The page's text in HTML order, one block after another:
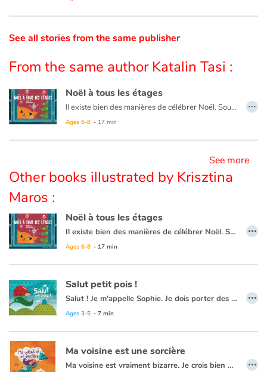
Contraste +
Help
Home
Schools
Libraries
Blog
Learn french with Storyplay'r
French book lists for children
See all stories from the same publisher
From the same author Katalin Tasi :
Noël à tous les étages
Il existe bien des manières de célébrer Noël. Sous la conduite de Minou, qui connaît enfin son véritable nom, et aux côtés de Goutte d’eau*, qui s’est introduite dans le décor de Nom d’un chat*, nous visitons les différentes familles de l’immeuble et assistons aux préparatifs de Noël de chacune d’elles.
Ages 6-8 - 17 min
…
See more
Other books illustrated by Krisztina
Maros :
Noël à tous les étages
Il existe bien des manières de célébrer Noël. Sous la conduite de Minou, qui connaît enfin son véritable nom, et aux côtés de Goutte d’eau*, qui s’est introduite dans le décor de Nom d’un chat*, nous visitons les différentes familles de l’immeuble et assistons aux préparatifs de Noël de chacune d’elles.
Ages 6-8 - 17 min
…
Salut petit pois !
Salut ! Je m'appelle Sophie. Je dois porter des lunettes. Le médecin, un ophtalmologue, pour me convaincre m'a dit : " Sophie, maintenant tu pourras facilement compter les petits pois dans ton assiette, et tu verras que les points noirs qui bougent dans l'herbe, ce sont des fourmis." Alors, ce matin j'ai décidé de partir à la recherche de toutes les choses à points et à pois. Vous m'accompagnez ?
Ages 3-5 - 7 min
…
Ma voisine est une sorcière
Ma voisine est vraiment bizarre. Je crois bien que c'est une sorcière. Elle met du sel dans son café et trempe ses carottes dans son thé. Elle tient son parapluie de travers et collectionne les vers de terre. C'est étrangement curieux tout ça et dire qu'il y en a qui ne me croient pas... …